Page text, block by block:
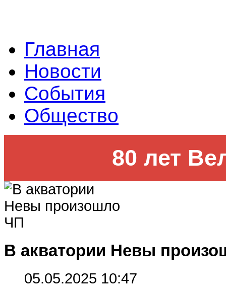
Главная
Новости
События
Общество
80 лет
В акватории Невы
05.05.2025 10:47